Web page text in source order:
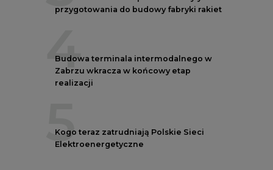
przygotowania do budowy fabryki rakiet
4
Budowa terminala intermodalnego w
Zabrzu wkracza w końcowy etap
realizacji
5
Kogo teraz zatrudniają Polskie Sieci
Elektroenergetyczne